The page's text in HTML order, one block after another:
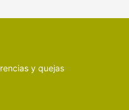
y quejas